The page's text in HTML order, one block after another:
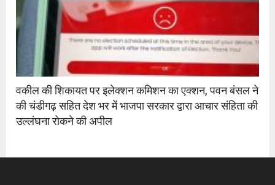
वकील की शिकायत पर इलेक्शन कमिशन का एक्शन, पवन बंसल ने
की चंडीगढ़ सहित देश भर में भाजपा सरकार द्वारा आचार संहिता की
उल्लंघना रोकने की अपील